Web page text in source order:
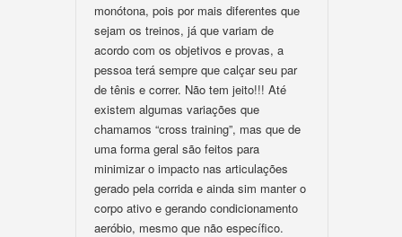
monótona, pois por mais diferentes que
sejam os treinos, já que variam de
acordo com os objetivos e provas, a
pessoa terá sempre que calçar seu par
de tênis e correr. Não tem jeito!!! Até
existem algumas variações que
chamamos “cross training”, mas que de
uma forma geral são feitos para
minimizar o impacto nas articulações
gerado pela corrida e ainda sim manter o
corpo ativo e gerando condicionamento
aeróbio, mesmo que não específico.